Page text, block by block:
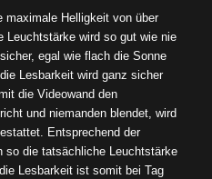
maximale Helligkeit von über
Leuchtstärke wird so gut wie nie
egal wie flach die Sonne
Lesbarkeit wird ganz sicher
die Videowand den
und niemanden blendet, wird
Entsprechend der
so die tatsächliche Leuchtstärke
Lesbarkeit ist somit bei Tag